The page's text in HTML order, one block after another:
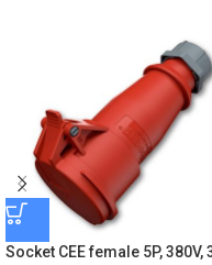
Socket CEE female 5P, 380V,